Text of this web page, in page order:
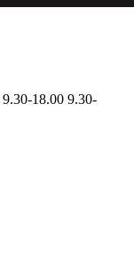
9.30-18.00 9.30-